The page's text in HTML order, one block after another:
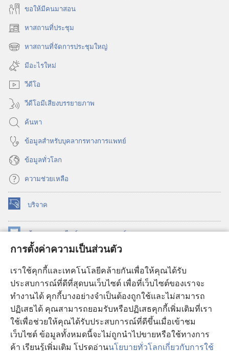
การตั้งค่าความเป็นส่วนตัว
เราใช้คุกกี้และเทคโนโลยีคล้ายกันเพื่อให้คุณได้รับ
ประสบการณ์ที่ดีที่สุดบนเว็บไซต์ เพื่อที่เว็บไซต์ของเราจะ
ทำงานได้ คุกกี้บางอย่างจำเป็นต้องถูกใช้และไม่สามารถ
ปฏิเสธได้ คุณสามารถยอมรับหรือปฏิเสธคุกกี้เพิ่มเติมที่เรา
ใช้เพื่อช่วยให้คุณได้รับประสบการณ์ที่ดีขึ้นเมื่อเข้าชม
เว็บไซต์ ข้อมูลทั้งหมดนี้จะไม่ถูกนำไปขายหรือใช้ทางการ
ค้า เรียนรู้เพิ่มเติม โปรดอ่านนโยบายทั่วโลกเกี่ยวกับการใช้
ขอ​ให้​มี​คน​มา​สอน
หาสถานที่ประชุม
(เปิด
หน้าต่างหาสถานที่จัดการประชุมใหญ่
(เปิด
หน้าต่าง
ใหม่)
มีอะไรใหม่
วีดีโอ
วีดีโอมีเสียงบรรยายภาพ
ค้นหา
ข้อมูล​สำหรับ​บุคลากร​ทาง​การ​แพทย์
ข้อมูล​ทั่ว​โลก
ความช่วยเหลือ
บริจาค
(เปิด
หน้าต่าง
ใหม่) ห้องสมุดออนไลน์ของวอชเทาเวอร์
หน้าต่าง
®
หน้าต่าง
ใหม่) JW Library®
ห้องสมุดว็อชเทาเวอร์